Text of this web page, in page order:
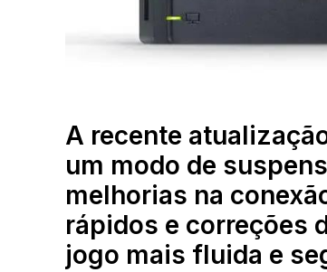
A recente
um modo de
melhorias na
rápidos e correções
jogo mais fluida e